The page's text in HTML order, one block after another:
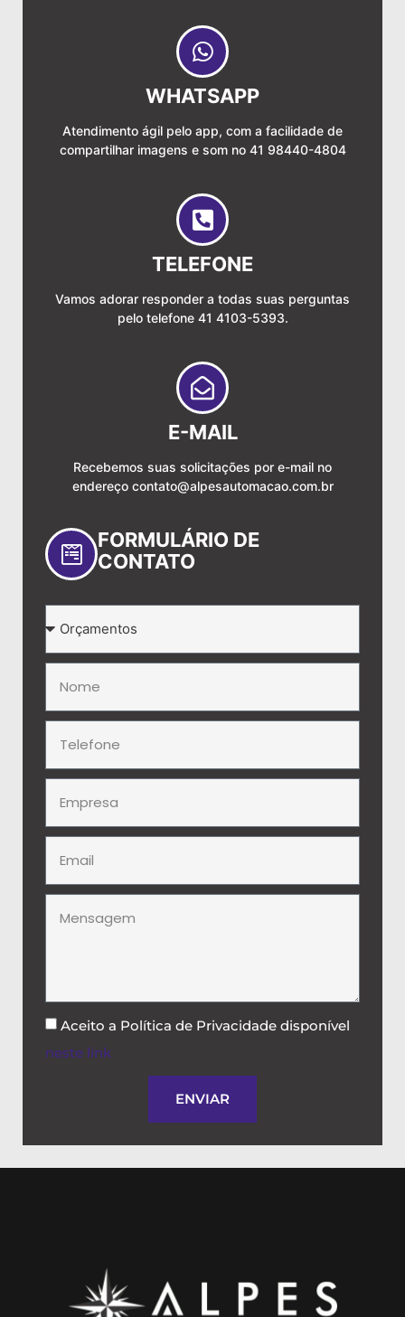
WHATSAPP
Atendimento ágil pelo app, com a facilidade de
compartilhar imagens e som no 41 98440-4804
TELEFONE
Vamos adorar responder a todas suas perguntas
pelo telefone 41 4103-5393.
E-MAIL
Recebemos suas solicitações por e-mail no
endereço contato@alpesautomacao.com.br
FORMULÁRIO DE
CONTATO
Aceito a Política de Privacidade disponível
neste link
ENVIAR